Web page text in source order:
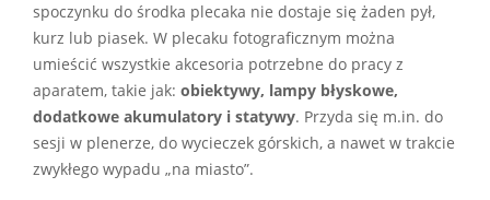
spoczynku do środka plecaka nie dostaje się żaden pył,
kurz lub piasek. W plecaku fotograficznym można
umieścić wszystkie akcesoria potrzebne do pracy z
aparatem, takie jak: obiektywy, lampy błyskowe,
dodatkowe akumulatory i statywy. Przyda się m.in. do
sesji w plenerze, do wycieczek górskich, a nawet w trakcie
zwykłego wypadu „na miasto”.